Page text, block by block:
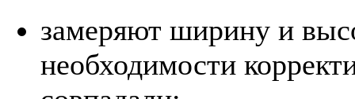
замеряют ширину и
необходимости